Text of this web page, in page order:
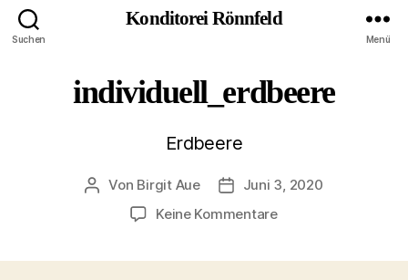
Suchen
Konditorei Rönnfeld
Menü
individuell_erdbeere
Erdbeere
Beitragsautor
Von Birgit Aue Veröffentlichungsdatum
Juni 3, 2020
Keine Kommentarezu